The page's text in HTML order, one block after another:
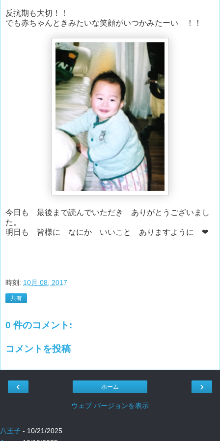
反抗期も大切！！
でも赤ちゃんときみたいな笑顔がいつかみたーい ！！
今日も 最後まで読んでいただき ありがとうございまし
た。
明日も 皆様に なにか いいこと ありますように ❤
時刻: 10月 08, 2017
共有
0 件のコメント:
コメントを投稿
‹ ›
ホーム
ウェブ バージョンを表示
八王子 - 10/21/2025